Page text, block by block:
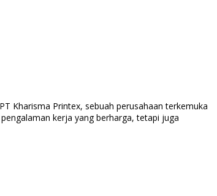
Kharisma Printex, sebuah perusahaan terkemuka
kerja yang berharga, tetapi juga